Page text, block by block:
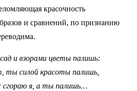
красочность
и сравнений, по признанию
и взорами цветы палишь:
ты силой красоты палишь,
сгораю я, а ты палишь…